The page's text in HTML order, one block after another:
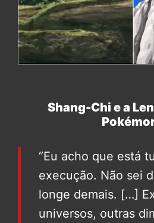
Shang-Chi e a
“Eu acho que está
execução. Não sei
longe demais. […]
universos, outras